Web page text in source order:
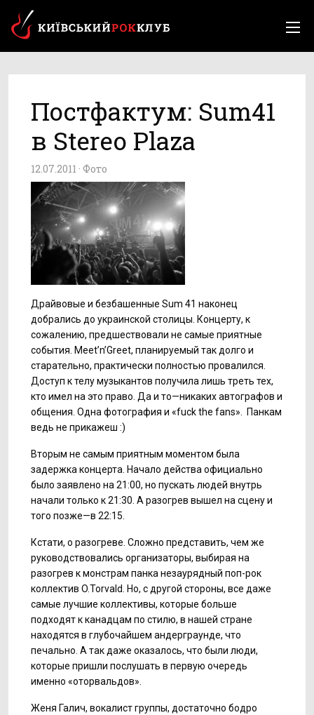
Постфактум: Sum41
в Stereo Plaza
12.07.2011 · Фото
Драйвовые и безбашенные Sum 41 наконец
добрались до украинской столицы. Концерту, к
сожалению, предшествовали не самые приятные
события. Meet’n’Greet, планируемый так долго и
старательно, практически полностью провалился.
Доступ к телу музыкантов получила лишь треть тех,
кто имел на это право. Да и то—никаких автографов и
общения. Одна фотография и «fuck the fans». Панкам
ведь не прикажеш :)
Вторым не самым приятным моментом была
задержка концерта. Начало действа официально
было заявлено на 21:00, но пускать людей внутрь
начали только к 21:30. А разогрев вышел на сцену и
того позже—в 22:15.
Кстати, о разогреве. Сложно представить, чем же
руководствовались организаторы, выбирая на
разогрев к монстрам панка незаурядный поп-рок
коллектив O.Torvald. Но, с другой стороны, все даже
самые лучшие коллективы, которые больше
подходят к канадцам по стилю, в нашей стране
находятся в глубочайшем андерграунде, что
печально. А так даже оказалось, что были люди,
которые пришли послушать в первую очередь
именно «оторвальдов».
Женя Галич, вокалист группы, достаточно бодро